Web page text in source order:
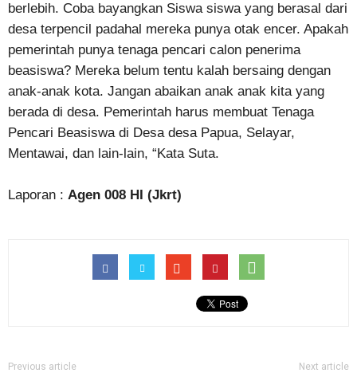
berlebih. Coba bayangkan Siswa siswa yang berasal dari
desa terpencil padahal mereka punya otak encer. Apakah
pemerintah punya tenaga pencari calon penerima
beasiswa? Mereka belum tentu kalah bersaing dengan
anak-anak kota. Jangan abaikan anak anak kita yang
berada di desa. Pemerintah harus membuat Tenaga
Pencari Beasiswa di Desa desa Papua, Selayar,
Mentawai, dan lain-lain, “Kata Suta.
Laporan : Agen 008 HI (Jkrt)
Previous article Next article